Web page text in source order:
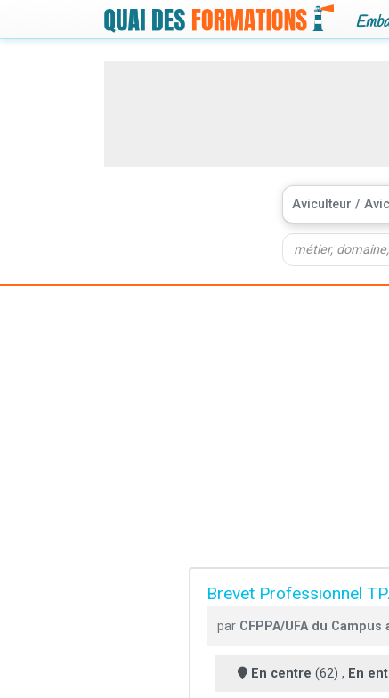
Aviculteur /
Brevet Professionnel
par CFPPA/UFA du
En centre (62) , En